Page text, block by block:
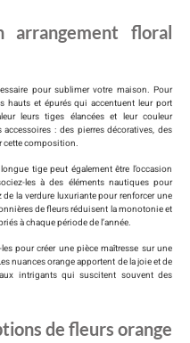
arrangement floral
pour sublimer votre maison. Pour
hauts et épurés qui accentuent leur port
leurs tiges élancées et leur couleur
: des pierres décoratives, des
cette composition.
tige peut également être l’occasion
les à des éléments nautiques pour
la verdure luxuriante pour renforcer une
de fleurs réduisent la monotonie et
à chaque période de l’année.
pour créer une pièce maîtresse sur une
nuances orange apportent de la joie et de
intrigants qui suscitent souvent des
de fleurs orange